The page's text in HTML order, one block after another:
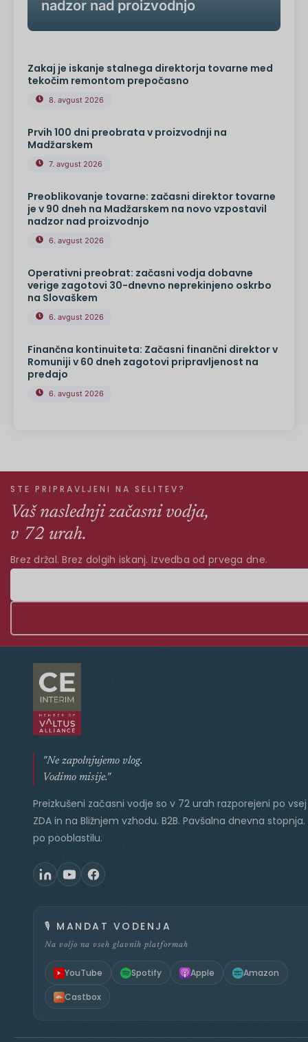
nadzor nad proizvodnjo
Zakaj je iskanje stalnega direktorja tovarne med
tekočim remontom prepočasno
8. avgust 2026
Prvih 100 dni preobrata v proizvodnji na
Madžarskem
7. avgust 2026
Preoblikovanje tovarne: začasni direktor tovarne
je v 90 dneh na Madžarskem na novo vzpostavil
nadzor nad proizvodnjo
6. avgust 2026
Operativni preobrat: začasni vodja dobavne
verige zagotovi 30-dnevno neprekinjeno oskrbo
na Slovaškem
6. avgust 2026
Finančna kontinuiteta: Začasni finančni direktor v
Romuniji v 60 dneh zagotovi pripravljenost na
predajo
6. avgust 2026
STE PRIPRAVLJENI NA SELITEV?
Vaš naslednji začasni vodja,
v 72 urah.
Brez držal. Brez dolgih iskanj. Izvedba od prvega dne.
"Ne zapolnjujemo vlog.
Vodimo misije."
Preizkušeni začasni vodje so v 72 urah razporejeni po vsej
ZDA in na Bližnjem vzhodu. B2B. Pavšalna dnevna
po pooblastilu.
🎙️ MANDAT VODENJA
Na voljo na vseh glavnih platformah
YouTube Spotify Apple Amazon
Castbox